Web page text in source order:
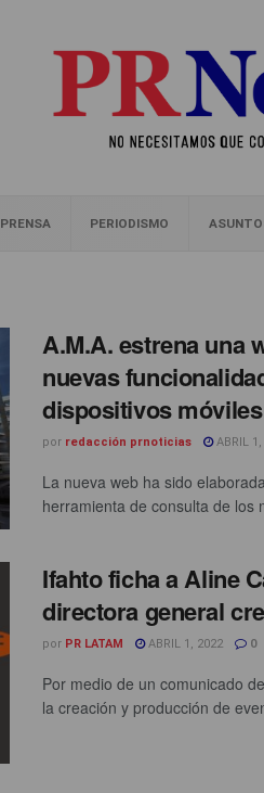
PRENSA PERIODISMO
A.M.A. estrena una
nuevas
dispositivos móviles
por redacción prnoticias ABRIL 1,
La nueva web ha sido
herramienta de consulta de los
Ifahto ficha a Aline
directora general
por PR LATAM ABRIL 1, 2022 0
Por medio de un comunicado
la creación y producción de